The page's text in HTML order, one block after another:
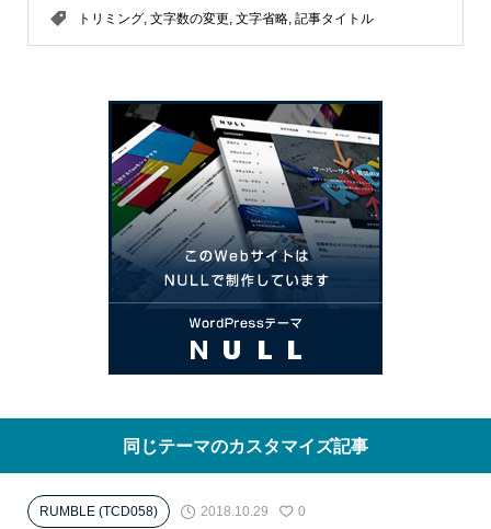
トリミング, 文字数の変更, 文字省略, 記事タイトル
同じテーマのカスタマイズ記事
RUMBLE (TCD058) 2018.10.29 0